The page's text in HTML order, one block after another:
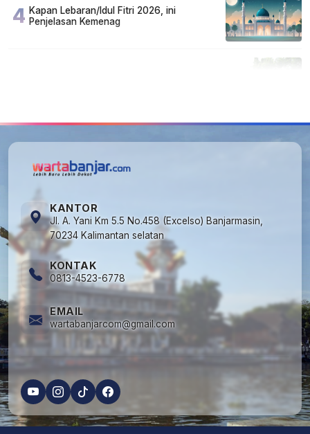
4 Kapan Lebaran/Idul Fitri 2026, ini
Penjelasan Kemenag
KANTOR
Jl. A. Yani Km 5.5 No.458 (Excelso) Banjarmasin,
70234 Kalimantan selatan
KONTAK
0813-4523-6778
EMAIL
wartabanjarcom@gmail.com